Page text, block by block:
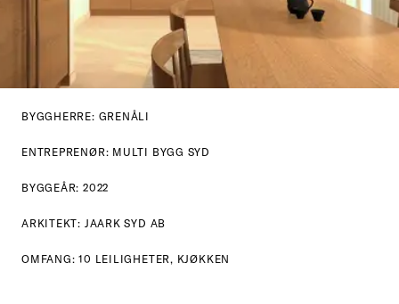
BYGGHERRE: GRENÅLI
ENTREPRENØR: MULTI BYGG SYD
BYGGEÅR: 2022
ARKITEKT: JAARK SYD AB
OMFANG: 10 LEILIGHETER, KJØKKEN